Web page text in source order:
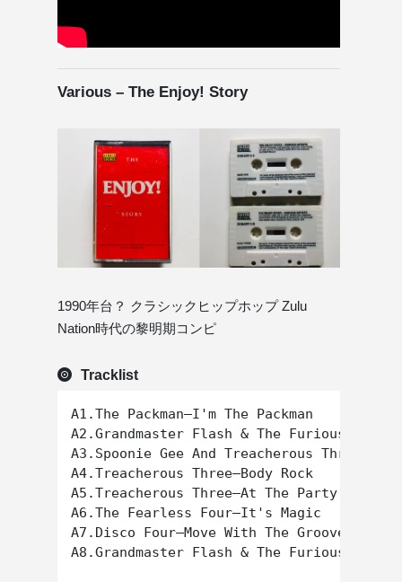
Various – The Enjoy! Story
1990年台？ クラシックヒップホップ Zulu
Nation時代の黎明期コンピ
Tracklist
A1.The Packman–I'm The Packman
A2.Grandmaster Flash & The Furious
A3.Spoonie Gee And Treacherous
A4.Treacherous Three–Body Rock
A5.Treacherous Three–At The Party
A6.The Fearless Four–It's Magic
A7.Disco Four–Move With The Groove
A8.Grandmaster Flash & The Furious